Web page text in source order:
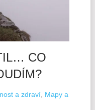
CO
a zdraví, Mapy a